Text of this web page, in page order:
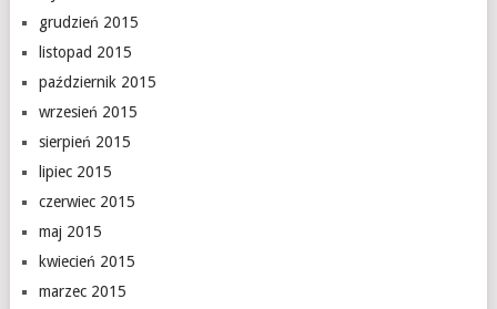
grudzień 2015
listopad 2015
październik 2015
wrzesień 2015
sierpień 2015
lipiec 2015
czerwiec 2015
maj 2015
kwiecień 2015
marzec 2015